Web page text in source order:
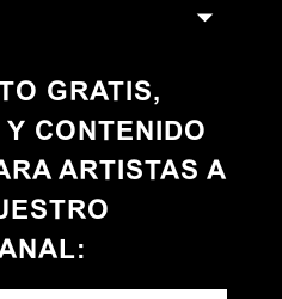
GRATIS,
CONTENIDO
ARTISTAS A
: